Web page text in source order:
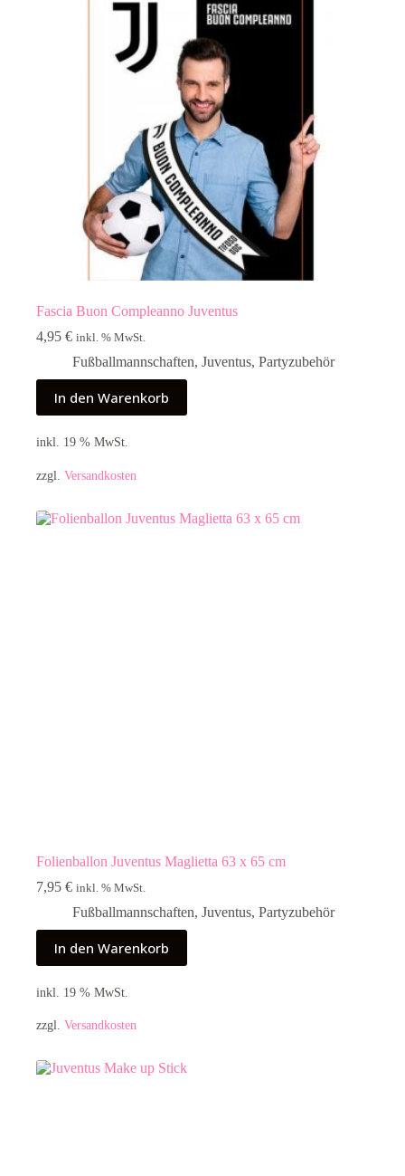
Fascia Buon Compleanno Juventus
4,95 € inkl. % MwSt.
Fußballmannschaften, Juventus, Partyzubehör
In den Warenkorb
inkl. 19 % MwSt.
zzgl. Versandkosten
Folienballon Juventus Maglietta 63 x 65 cm
7,95 € inkl. % MwSt.
Fußballmannschaften, Juventus, Partyzubehör
In den Warenkorb
inkl. 19 % MwSt.
zzgl. Versandkosten